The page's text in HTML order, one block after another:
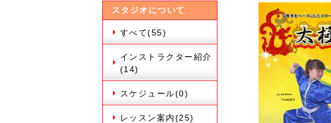
スタジオについて
すべて(55)
インストラクター紹介
(14)
スケジュール(0)
レッスン案内(25)